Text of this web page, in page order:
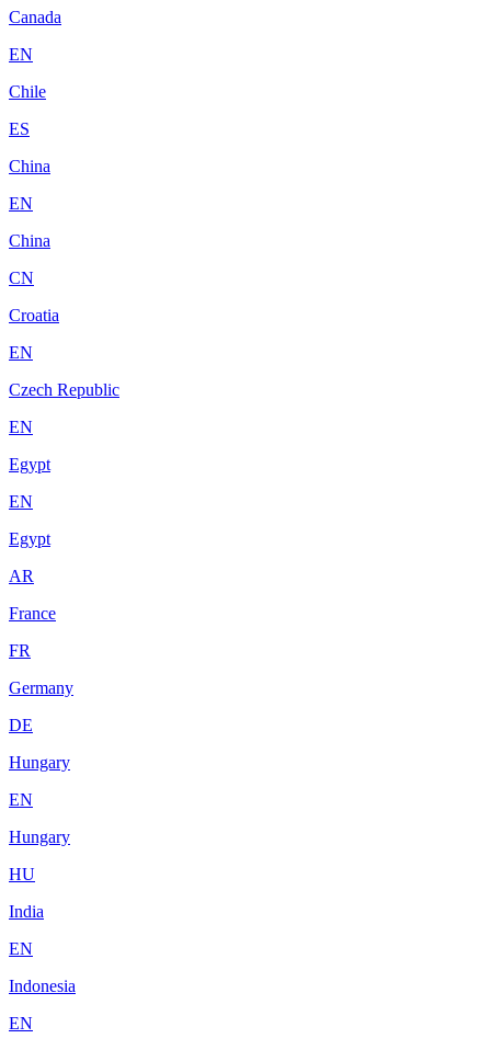
Canada
EN
Chile
ES
China
EN
China
CN
Croatia
EN
Czech Republic
EN
Egypt
EN
Egypt
AR
France
FR
Germany
DE
Hungary
EN
Hungary
HU
India
EN
Indonesia
EN